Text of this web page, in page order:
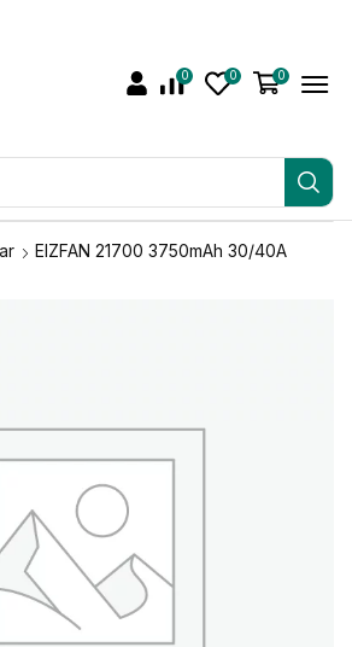
0 0 0
EIZFAN 21700 3750mAh 30/40A